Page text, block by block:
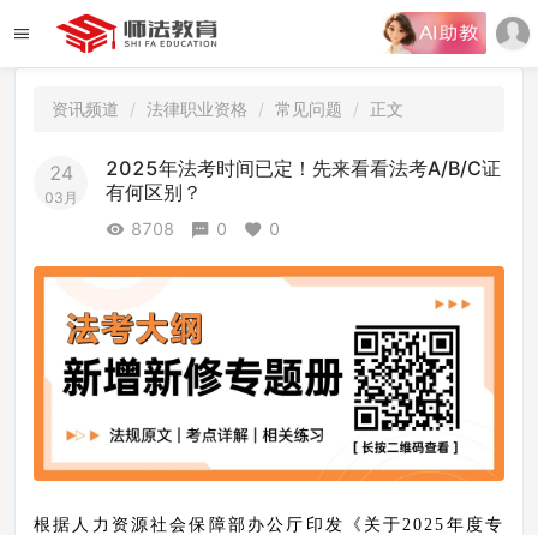
资讯频道 法律职业资格 常见问题 正文
24
03月
2025年法考时间已定！先来看看法考A/B/C证
有何区别？
8708 0 0
根据人力资源社会保障部办公厅印发《关于 2025年度专